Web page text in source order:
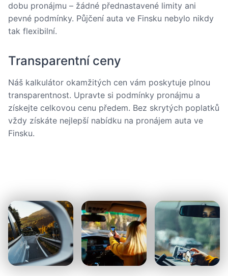
dobu pronájmu – žádné přednastavené limity ani
pevné podmínky. Půjčení auta ve Finsku nebylo nikdy
tak flexibilní.
Transparentní ceny
Náš kalkulátor okamžitých cen vám poskytuje plnou
transparentnost. Upravte si podmínky pronájmu a
získejte celkovou cenu předem. Bez skrytých poplatků
vždy získáte nejlepší nabídku na pronájem auta ve
Finsku.